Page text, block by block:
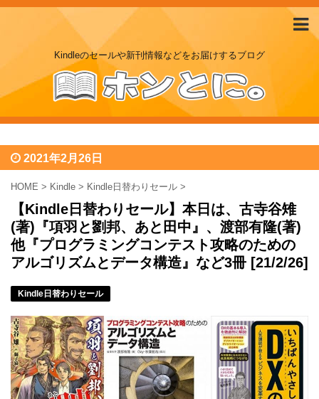
Kindleのセールや新刊情報などをお届けするブログ
2021年2月26日
HOME > Kindle > Kindle日替わりセール >
【Kindle日替わりセール】本日は、古寺谷雉
(著)『項羽と劉邦、あと田中』、渡部有隆(著)
他『プログラミングコンテスト攻略のための
アルゴリズムとデータ構造』など3冊 [21/2/26]
Kindle日替わりセール